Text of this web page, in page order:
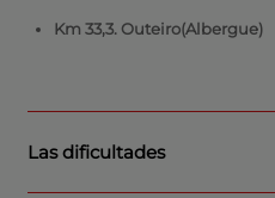
Km 33,3. Outeiro(Albergue)
Las dificultades